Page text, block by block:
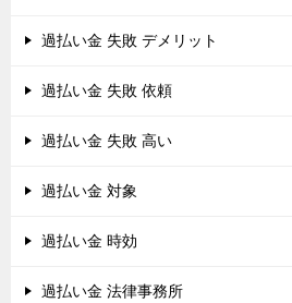
過払い金 失敗 デメリット
過払い金 失敗 依頼
過払い金 失敗 高い
過払い金 対象
過払い金 時効
過払い金 法律事務所